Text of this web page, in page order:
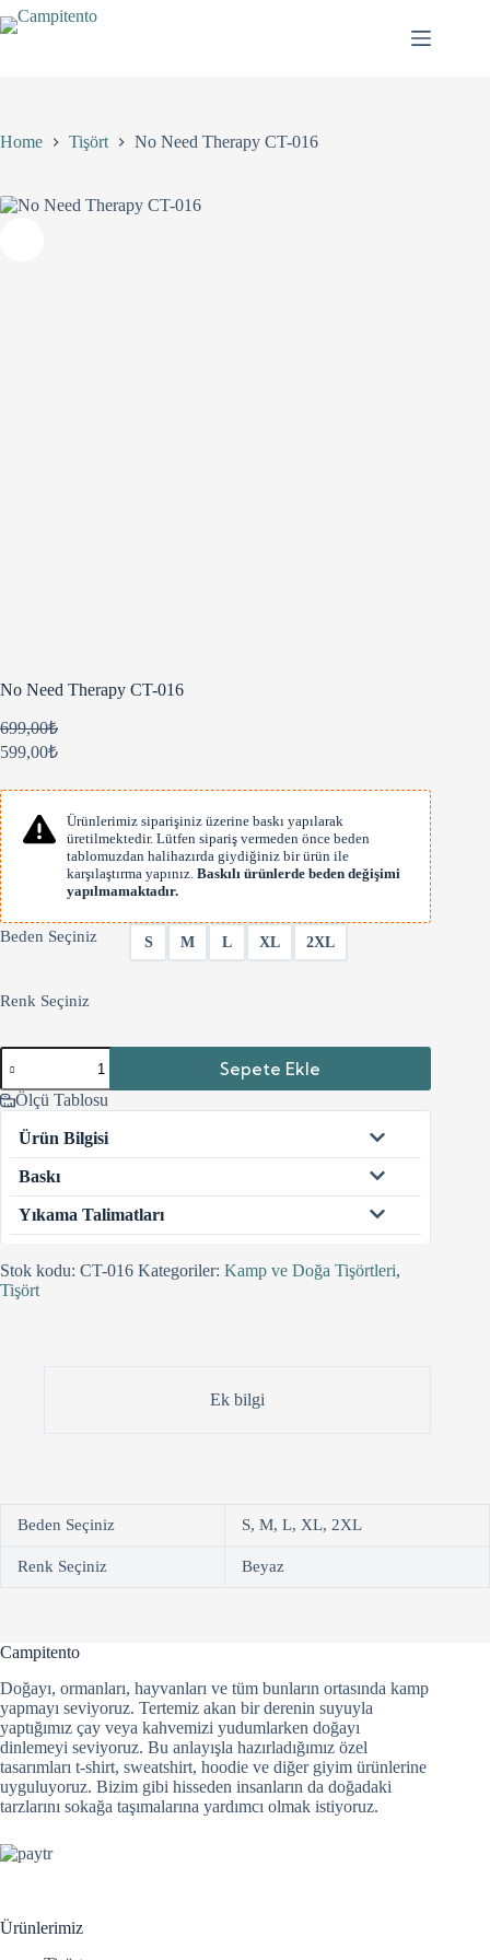
Skip
to
varyasyonu
Home Tişört No Need Therapy CT-016
No Need Therapy CT-016
699,00₺
599,00₺
Ürünlerimiz siparişiniz üzerine baskı yapılarak
üretilmektedir. Lütfen sipariş vermeden önce beden
tablomuzdan halihazırda giydiğiniz bir ürün ile
karşılaştırma yapınız. Baskılı ürünlerde beden değişimi
yapılmamaktadır.
Beden Seçiniz S M L XL 2XL
Renk Seçiniz
No
Need
Therapy
CT-
016
adet
Sepete Ekle
Ölçü Tablosu
Ürün Bilgisi
Baskı
Yıkama Talimatları
Stok kodu: CT-016 Kategoriler: Kamp ve Doğa Tişörtleri,
Tişört
Ek bilgi
Beden Seçiniz S, M, L, XL, 2XL
Renk Seçiniz Beyaz
Campitento
Doğayı, ormanları, hayvanları ve tüm bunların ortasında kamp
yapmayı seviyoruz. Tertemiz akan bir derenin suyuyla
yaptığımız çay veya kahvemizi yudumlarken doğayı
dinlemeyi seviyoruz. Bu anlayışla hazırladığımız özel
tasarımları t-shirt, sweatshirt, hoodie ve diğer giyim ürünlerine
uyguluyoruz. Bizim gibi hisseden insanların da doğadaki
tarzlarını sokağa taşımalarına yardımcı olmak istiyoruz.
Ürünlerimiz